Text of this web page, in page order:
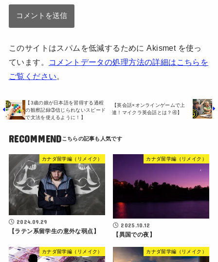
このサイトはスパムを低減するために Akismet を使っ
ています。
コメントデータの処理方法の詳細はこちらを
ご覧ください。
【3歳の娘が日本語を習得する過程
の観察記録③信じられないスピード
で文法を使えるように！】
【英会話×オンラインゲームで上
達！マイクラ英会話とは？④】
RECOMMEND
カナダ留学編（リメイク）
2024.09.29
【ラテン系留学生の意外な弱点】
カナダ留学編（リメイク）
2025.10.12
【異国での夜】
カナダ留学編（リメイク） カナダ留学編（リメイク）